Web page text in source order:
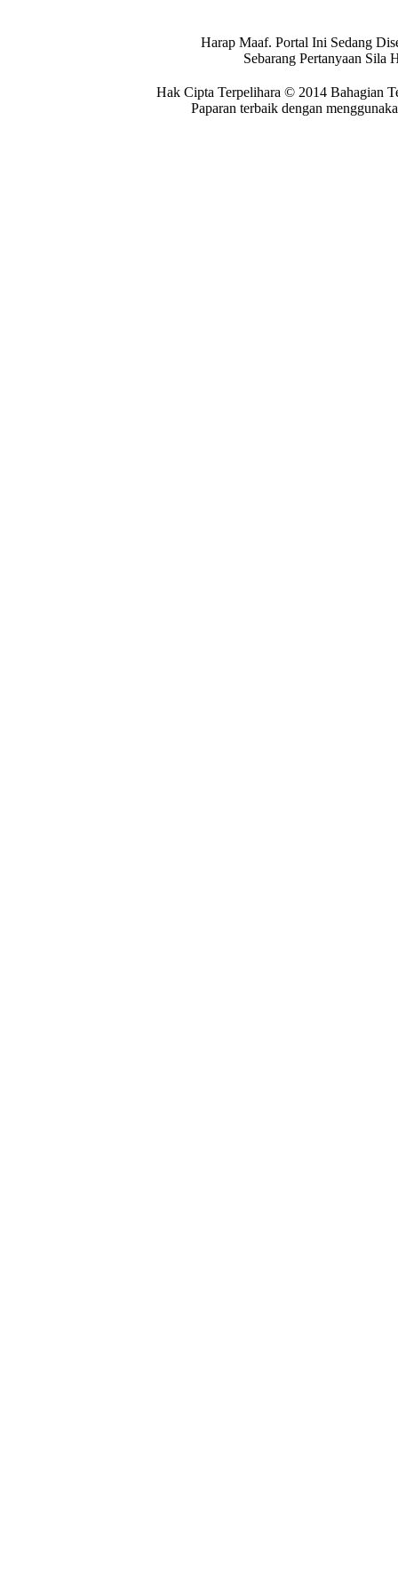
Harap Maaf. Portal Ini Sedang
Sebarang Pertanyaan Sila
Hak Cipta Terpelihara © 2014 Bahagian
Paparan terbaik dengan